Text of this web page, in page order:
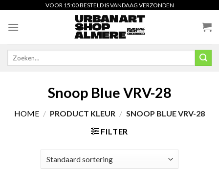
content
VOOR 15:00 BESTELD IS VANDAAG VERZONDEN
Snoop Blue VRV-28
HOME / PRODUCT KLEUR / SNOOP BLUE VRV-28
FILTER